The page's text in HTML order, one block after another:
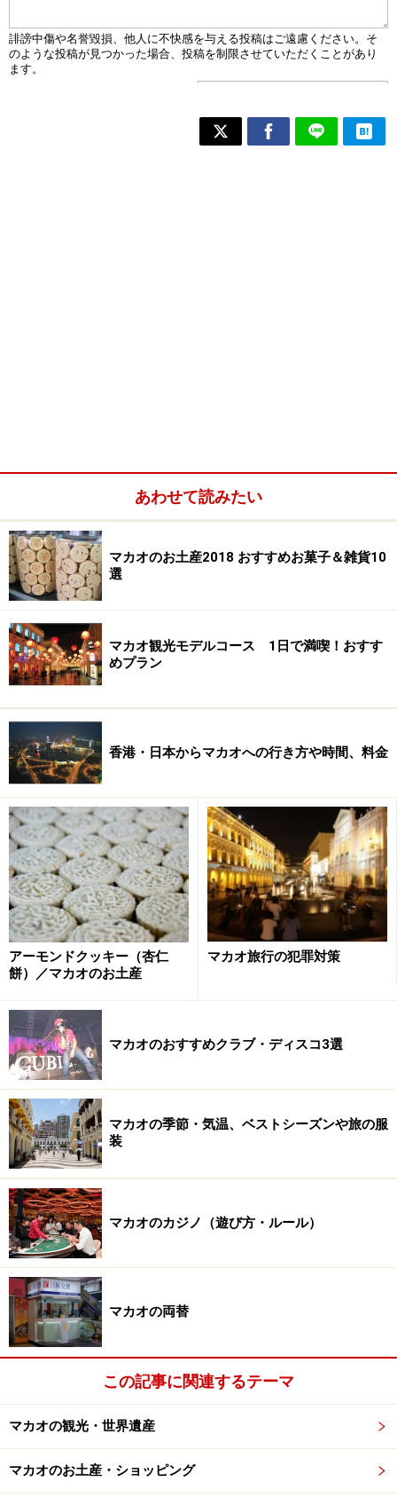
あわせて読みたい
マカオのお土産2018 おすすめお菓子＆雑貨10
選
マカオ観光モデルコース 1日で満喫！おすす
めプラン
香港・日本からマカオへの行き方や時間、料金
アーモンドクッキー（杏仁
餅）／マカオのお土産
マカオ旅行の犯罪対策
マカオのおすすめクラブ・ディスコ3選
マカオの季節・気温、ベストシーズンや旅の服
装
マカオのカジノ（遊び方・ルール）
マカオの両替
この記事に関連するテーマ
マカオの観光・世界遺産
マカオのお土産・ショッピング